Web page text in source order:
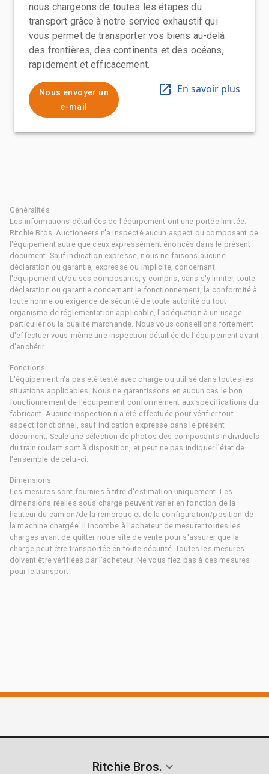
nous chargeons de toutes les étapes du
transport grâce à notre service exhaustif qui
vous permet de transporter vos biens au-delà
des frontières, des continents et des océans,
rapidement et efficacement.
Nous envoyer un
e-mail
En savoir plus
Généralités
Les informations détaillées de l'équipement ont une portée limitée.
Ritchie Bros. Auctioneers n'a inspecté aucun aspect ou composant de
l'équipement autre que ceux expressément énoncés dans le présent
document. Sauf indication expresse, nous ne faisons aucune
déclaration ou garantie, expresse ou implicite, concernant
l'équipement et/ou ses composants, y compris, sans s'y limiter, toute
déclaration ou garantie concernant le fonctionnement, la conformité à
toute norme ou exigence de sécurité de toute autorité ou tout
organisme de réglementation applicable, l'adéquation à un usage
particulier ou la qualité marchande. Nous vous conseillons fortement
d'effectuer vous-même une inspection détaillée de l'équipement avant
d'enchérir.
Fonctions
L'équipement n'a pas été testé avec charge ou utilisé dans toutes les
situations applicables. Nous ne garantissons en aucun cas le bon
fonctionnement de l'équipement conformément aux spécifications du
fabricant. Aucune inspection n'a été effectuée pour vérifier tout
aspect fonctionnel, sauf indication expresse dans le présent
document. Seule une sélection de photos des composants individuels
du train roulant sont à disposition, et peut ne pas indiquer l'état de
l'ensemble de celui-ci.
Dimensions
Les mesures sont fournies à titre d'estimation uniquement. Les
dimensions réelles sous charge peuvent varier en fonction de la
hauteur du camion/de la remorque et de la configuration/position de
la machine chargée. Il incombe à l'acheteur de mesurer toutes les
charges avant de quitter notre site de vente pour s'assurer que la
charge peut être transportée en toute sécurité. Toutes les mesures
doivent être vérifiées par l'acheteur. Ne vous fiez pas à ces mesures
pour le transport.
Ritchie Bros.